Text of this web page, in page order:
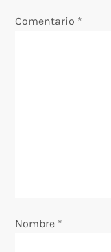
ó
Comentario *
Nombre *